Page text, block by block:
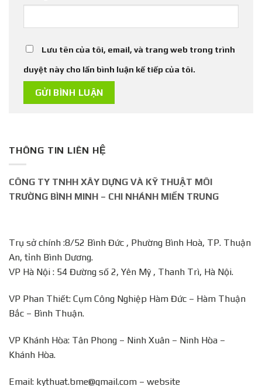
Lưu tên của tôi, email, và trang web trong trình
duyệt này cho lần bình luận kế tiếp của tôi.
THÔNG TIN LIÊN HỆ
CÔNG TY TNHH XÂY DỰNG VÀ KỸ THUẬT MÔI
TRƯỜNG BÌNH MINH – CHI NHÁNH MIỀN TRUNG
Trụ sở chính :8/52 Bình Đức , Phường Bình Hoà, TP. Thuận
An, tỉnh Bình Dương.
VP Hà Nội : 54 Đường số 2, Yên Mỹ , Thanh Trì, Hà Nội.
VP Phan Thiết: Cụm Công Nghiệp Hàm Đức – Hàm Thuận
Bắc – Bình Thuận.
VP Khánh Hòa: Tân Phong – Ninh Xuân – Ninh Hòa –
Khánh Hòa.
Email: kythuat.bme@gmail.com – website